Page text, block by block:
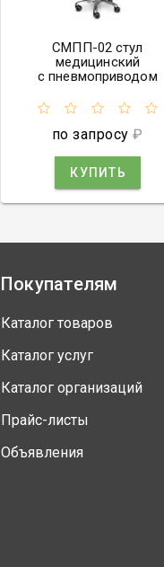
СМПП-02 стул
медицинский
с пневмоприводом
по запросу ₽
КУПИТЬ
Покупателям
Каталог товаров
Каталог услуг
Каталог организаций
Прайс-листы
Объявления